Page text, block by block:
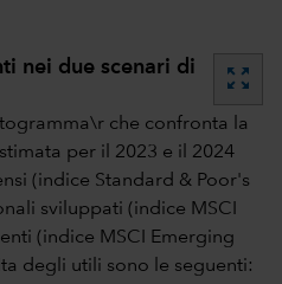
nei due scenari di
zoom_out_map